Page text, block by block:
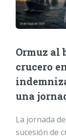
Ormuz al
crucero
una
La jornada
sucesión de